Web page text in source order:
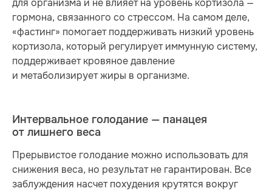
гормона, связанного со стрессом. На самом деле,
«фастинг» помогает поддерживать низкий уровень
кортизола, который регулирует иммунную систему,
поддерживает кровяное давление
и метаболизирует жиры в организме.
Интервальное голодание — панацея
от лишнего веса
Прерывистое голодание можно использовать для
снижения веса, но результат не гарантирован. Все
заблуждения насчет похудения крутятся вокруг